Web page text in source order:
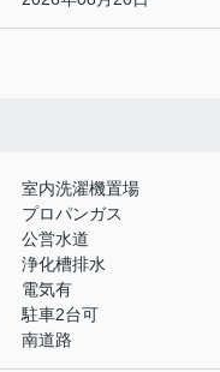
室内洗濯機置場
プロパンガス
公営水道
浄化槽排水
電気有
駐車2台可
南道路